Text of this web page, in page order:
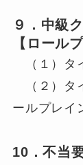
９．中級
【ロール
（１）タ
（２）タ
ールプレイ
10．不当